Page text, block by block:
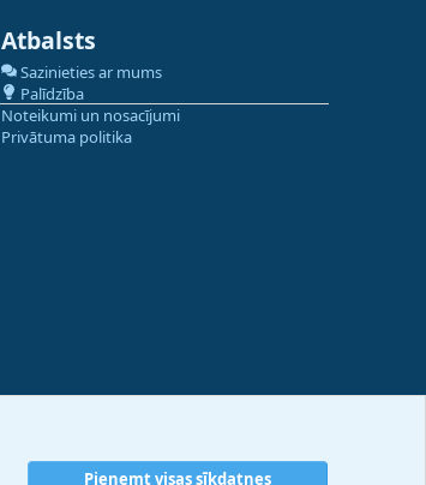
Atbalsts
Sazinieties ar mums
Palīdzība
Noteikumi un nosacījumi
Privātuma politika
Pieņemt visas sīkdatnes